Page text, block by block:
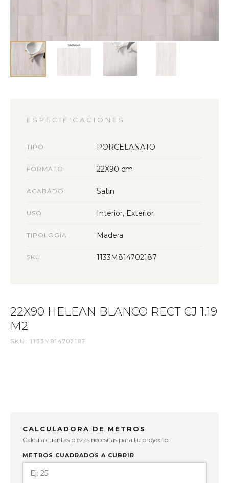
ESPECIFICACIONES
TIPO PORCELANATO
FORMATO 22X90 cm
ACABADO Satin
USO Interior, Exterior
TIPOLOGÍA Madera
SKU 1133M814702187
22X90 HELEAN BLANCO RECT CJ 1.19
M2
SKU: 1133M814702187
CALCULADORA DE METROS
Calcula cuántas piezas necesitas para tu proyecto.
METROS CUADRADOS A CUBRIR